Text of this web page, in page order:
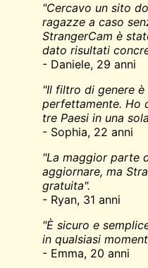
"Cercavo un sito
ragazze a caso
StrangerCam è
dato risultati
- Daniele, 29 anni
"Il filtro di genere
perfettamente. Ho
tre Paesi in una
- Sophia, 22 anni
"La maggior parte
aggiornare, ma
gratuita".
- Ryan, 31 anni
"È sicuro e
in qualsiasi
- Emma, 20 anni